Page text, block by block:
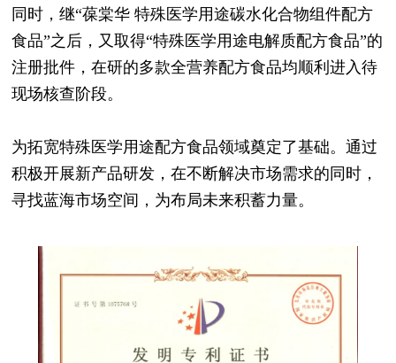
同时，继“葆棠华 特殊医学用途碳水化合物组件配方
食品”之后，又取得“特殊医学用途电解质配方食品”的
注册批件，在研的多款全营养配方食品均顺利进入待
现场核查阶段。
为拓宽特殊医学用途配方食品领域奠定了基础。通过
积极开展新产品研发，在不断解决市场需求的同时，
寻找蓝海市场空间，为布局未来积蓄力量。